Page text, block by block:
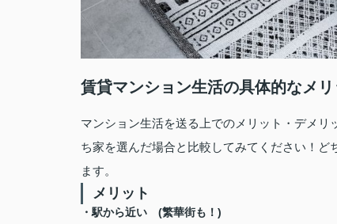
賃貸マンション生活の具体的なメ
マンション生活を送る上でのメリット・デメ
ち家を選んだ場合と比較してみてください！
ます。
メリット
・駅から近い (繁華街も！)